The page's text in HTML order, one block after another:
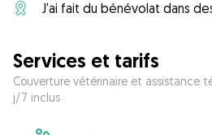
J'ai fait du bénévolat dans
Services et tarifs
Couverture vétérinaire et assistance
j/7 inclus